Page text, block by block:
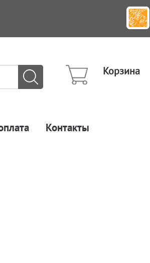
Корзина
Контакты